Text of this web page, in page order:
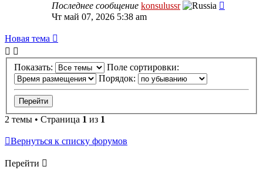
Последнее сообщение konsulussr
Чт май 07, 2026 5:38 am
Новая тема
Показать:
Поле сортировки:
Порядок:
2 темы • Страница 1 из 1
Вернуться к списку форумов
Перейти